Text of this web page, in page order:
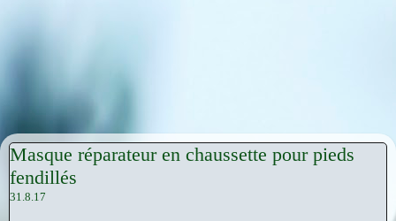
Masque réparateur en chaussette pour pieds
fendillés
31.8.17